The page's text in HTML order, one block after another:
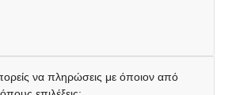
να πληρώσεις με όποιον από